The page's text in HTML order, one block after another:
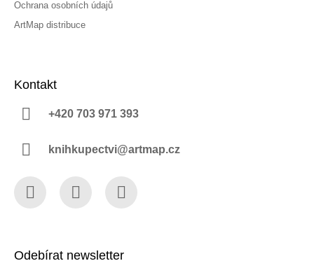
Ochrana osobních údajů
ArtMap distribuce
Kontakt
+420 703 971 393
knihkupectvi@artmap.cz
Odebírat newsletter